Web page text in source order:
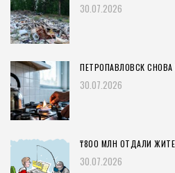
30.07.2026
ПЕТРОПАВЛОВСК
30.07.2026
₸800 МЛН ОТДАЛИ
30.07.2026